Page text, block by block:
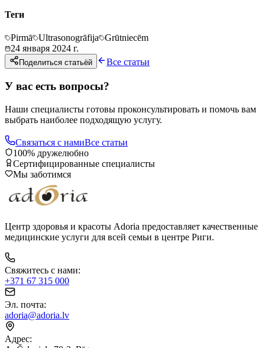
Теги
Pirmā Ultrasonogrāfija
Grūtniecēm
24 января 2024 г.
Поделиться статьёй Все статьи
У вас есть вопросы?
Наши специалисты готовы проконсультировать и помочь вам
выбрать наиболее подходящую услугу.
Связаться с намиВсе статьи
100% дружелюбно
Сертифицированные специалисты
Мы заботимся
Центр здоровья и красоты Adoria предоставляет качественные
медицинские услуги для всей семьи в центре Риги.
Свяжитесь с нами:
+371 67 315 000
Эл. почта:
adoria@adoria.lv
Адрес: